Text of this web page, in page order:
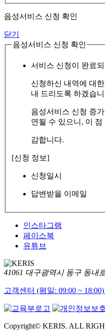
음성서비스 신청 확인
닫기
음성서비스 신청 확인
서비스 신청이 완료
신청하신 내역에 대
내 드리도록 하겠습
음성서비스 신청 증
연될 수 있으니, 이
감합니다.
[신청 정보]
신청일시
답변받을 이메일
인스타그램
페이스북
유튜브
41061 대구광역시 동구 동내
고객센터 (평일: 09:00 ~ 18:00)
Copyright© KERIS. ALL